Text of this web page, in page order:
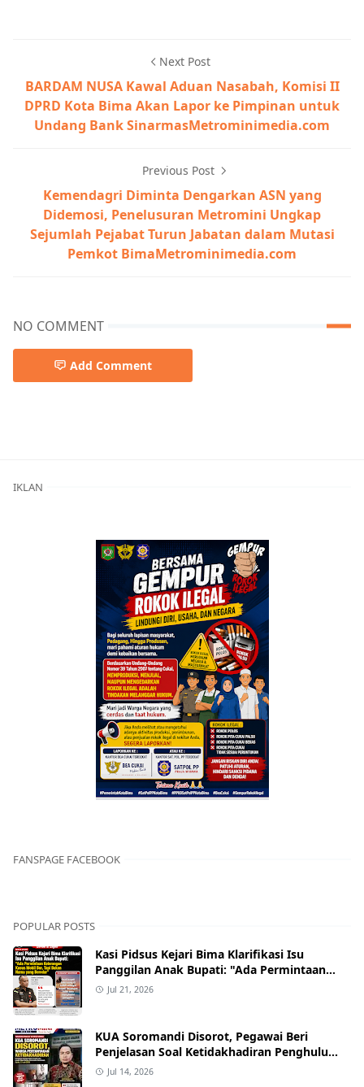
Next Post
BARDAM NUSA Kawal Aduan Nasabah, Komisi II
DPRD Kota Bima Akan Lapor ke Pimpinan untuk
Undang Bank SinarmasMetrominimedia.com
Previous Post
Kemendagri Diminta Dengarkan ASN yang
Didemosi, Penelusuran Metromini Ungkap
Sejumlah Pejabat Turun Jabatan dalam Mutasi
Pemkot BimaMetrominimedia.com
NO COMMENT
Add Comment
IKLAN
FANSPAGE FACEBOOK
POPULAR POSTS
Kasi Pidsus Kejari Bima Klarifikasi Isu
Panggilan Anak Bupati: "Ada Permintaan
Keterangan Kasus Mobil Bor, Tapi Bukan
Jul 21, 2026
KUA Soromandi Disorot, Pegawai Beri
Penjelasan Soal Ketidakhadiran Penghulu
pada Akad Nikah Mualaf
Jul 14, 2026